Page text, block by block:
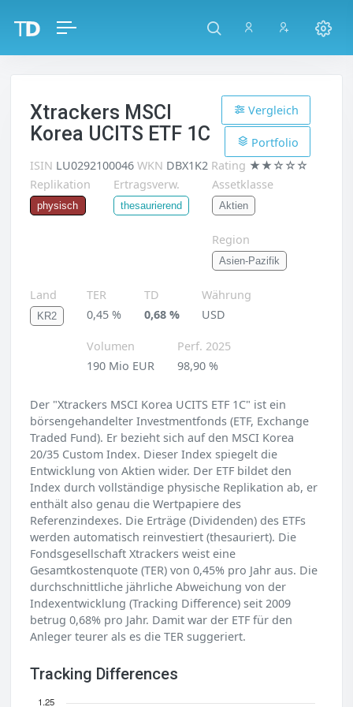
Xtrackers MSCI
Korea UCITS ETF 1C
Vergleich
Portfolio
ISIN LU0292100046 WKN DBX1K2 Rating ★★☆☆☆
Replikation
physisch
Ertragsverw.
thesaurierend
Assetklasse
Aktien
Region
Asien-Pazifik
Land
KR2
TER
0,45 %
TD
0,68 %
Währung
USD
Volumen
190 Mio EUR
Perf. 2025
98,90 %
Der "Xtrackers MSCI Korea UCITS ETF 1C" ist ein
börsengehandelter Investmentfonds (ETF, Exchange
Traded Fund). Er bezieht sich auf den MSCI Korea
20/35 Custom Index. Dieser Index spiegelt die
Entwicklung von Aktien wider. Der ETF bildet den
Index durch vollständige physische Replikation ab, er
enthält also genau die Wertpapiere des
Referenzindexes. Die Erträge (Dividenden) des ETFs
werden automatisch reinvestiert (thesauriert). Die
Fondsgesellschaft Xtrackers weist eine
Gesamtkostenquote (TER) von 0,45% pro Jahr aus. Die
durchschnittliche jährliche Abweichung von der
Indexentwicklung (Tracking Difference) seit 2009
betrug 0,68% pro Jahr. Damit war der ETF für den
Anleger teurer als es die TER suggeriert.
Tracking Differences
1.25